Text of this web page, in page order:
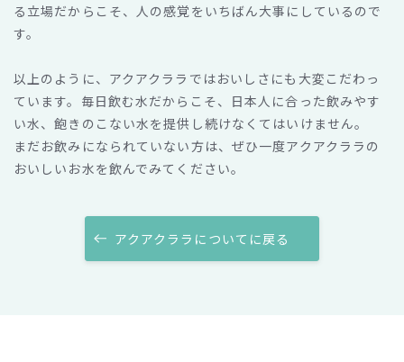
る立場だからこそ、人の感覚をいちばん大事にしているので
す。
以上のように、アクアクララではおいしさにも大変こだわっ
ています。毎日飲む水だからこそ、日本人に合った飲みやす
い水、飽きのこない水を提供し続けなくてはいけません。
まだお飲みになられていない方は、ぜひ一度アクアクララの
おいしいお水を飲んでみてください。
アクアクララについて に戻る